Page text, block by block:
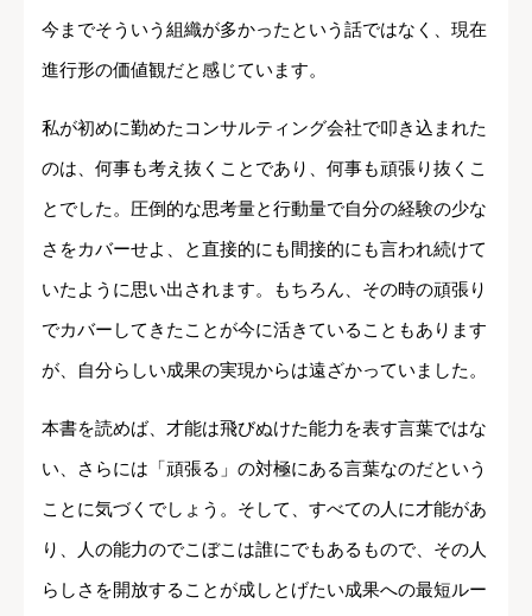
今までそういう組織が多かったという話ではなく、現在
進行形の価値観だと感じています。
私が初めに勤めたコンサルティング会社で叩き込まれた
のは、何事も考え抜くことであり、何事も頑張り抜くこ
とでした。圧倒的な思考量と行動量で自分の経験の少な
さをカバーせよ、と直接的にも間接的にも言われ続けて
いたように思い出されます。もちろん、その時の頑張り
でカバーしてきたことが今に活きていることもあります
が、自分らしい成果の実現からは遠ざかっていました。
本書を読めば、才能は飛びぬけた能力を表す言葉ではな
い、さらには「頑張る」の対極にある言葉なのだという
ことに気づくでしょう。そして、すべての人に才能があ
り、人の能力のでこぼこは誰にでもあるもので、その人
らしさを開放することが成しとげたい成果への最短ルー